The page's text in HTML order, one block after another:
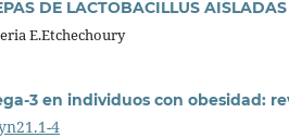
DE LACTOBACILLUS
E.Etchechoury
3 en individuos con obesidad:
4